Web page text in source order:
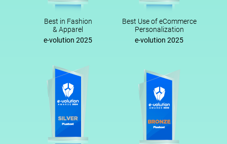
Best in Fashion
& Apparel
e-volution 2025
Best Use of eCommerce
Personalization
e-volution 2025